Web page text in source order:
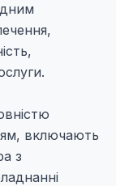
включають
з